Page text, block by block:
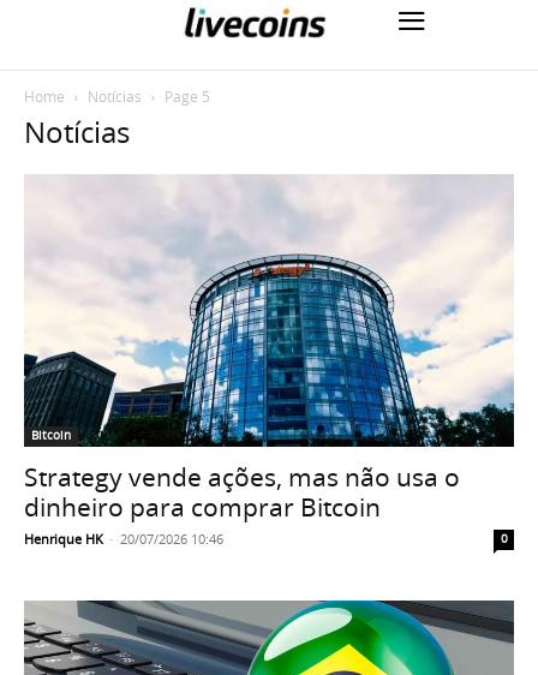
Home Notícias Page 5
Notícias
Bitcoin
Strategy vende ações, mas não usa o
dinheiro para comprar Bitcoin
Henrique HK - 20/07/2026 10:46 0